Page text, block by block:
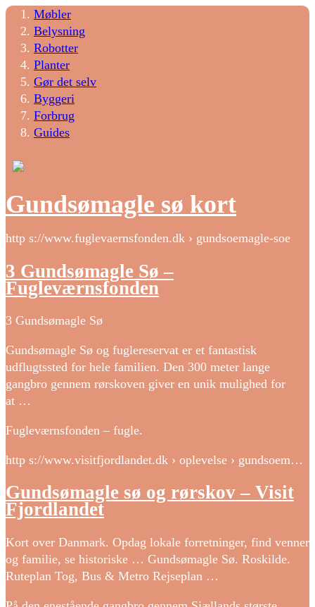
Møbler
Belysning
Robotter
Planter
Gør det selv
Byggeri
Forbrug
Guides
Gundsømagle sø kort
http s://www.fuglevaernsfonden.dk › gundsoemagle-soe
3 Gundsømagle Sø –
Fugleværnsfonden
3 Gundsømagle Sø
Gundsømagle Sø og fuglereservat er et fantastisk
udflugtssted for hele familien. Den 300 meter lange
gangbro gennem rørskoven giver en unik mulighed for
at …
Fugleværnsfonden – fugle.
http s://www.visitfjordlandet.dk › oplevelse › gundsoem…
Gundsømagle sø og rørskov – Visit
Fjordlandet
Kort over Danmark. Opdag lokale forretninger, find venner
og familie, se historiske … Gundsømagle Sø. Roskilde.
Ruteplan Tog, Bus & Metro Rejseplan …